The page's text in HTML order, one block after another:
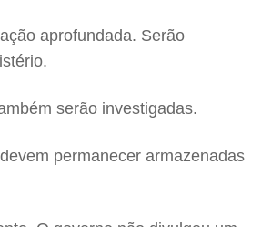
aprofundada. Serão
serão investigadas.
permanecer armazenadas